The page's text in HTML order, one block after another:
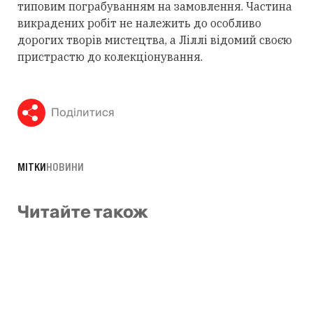
типовим пограбуванням на замовлення. Частина
викрадених робіт не належить до особливо
дорогих творів мистецтва, а Ліллі відомий своєю
пристрастю до колекціонування.
Поділитися
МІТКИНОВИНИ
Читайте також